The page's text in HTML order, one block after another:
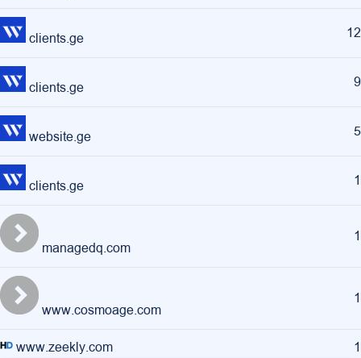
clients.ge 12
clients.ge 9
website.ge 5
clients.ge 1
managedq.com
1
www.cosmoage.com
1
www.zeekly.com 1